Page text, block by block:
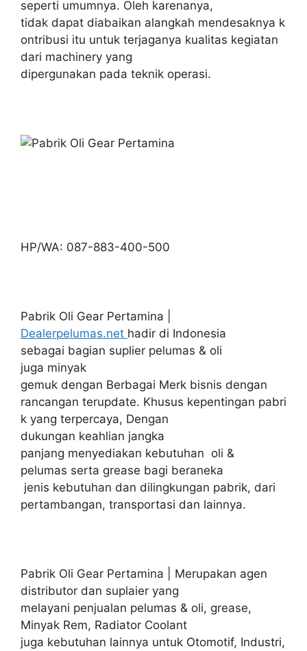
seperti umumnya. Oleh karenanya,
tidak dapat diabaikan alangkah mendesaknya k
ontribusi itu untuk terjaganya kualitas kegiatan
dari machinery yang
dipergunakan pada teknik operasi.
HP/WA: 087-883-400-500
Pabrik Oli Gear Pertamina |
Dealerpelumas.net hadir di Indonesia
sebagai bagian suplier pelumas & oli
juga minyak
gemuk dengan Berbagai Merk bisnis dengan
rancangan terupdate. Khusus kepentingan pabri
k yang terpercaya, Dengan
dukungan keahlian jangka
panjang menyediakan kebutuhan oli &
pelumas serta grease bagi beraneka
jenis kebutuhan dan dilingkungan pabrik, dari
pertambangan, transportasi dan lainnya.
Pabrik Oli Gear Pertamina | Merupakan agen
distributor dan suplaier yang
melayani penjualan pelumas & oli, grease,
Minyak Rem, Radiator Coolant
juga kebutuhan lainnya untuk Otomotif, Industri,